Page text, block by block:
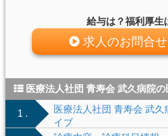
給与は？福利厚生
求人のお問合
医療法人社団 青寿会 武久病院
1 .
医療法人社団 青寿会 武
イブ